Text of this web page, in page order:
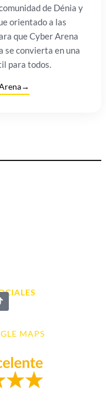
de Dénia y
orientado a las
que Cyber Arena
se convierta en una
para todos.
→
MAPS